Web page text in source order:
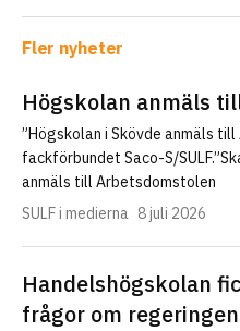
Fler nyheter
Högskolan anmäls
”Högskolan i Skövde anmäls
fackförbundet Saco-S/
anmäls till Arbetsdomstolen
SULF i medierna 8 juli 2026
Handelshögskolan
frågor om